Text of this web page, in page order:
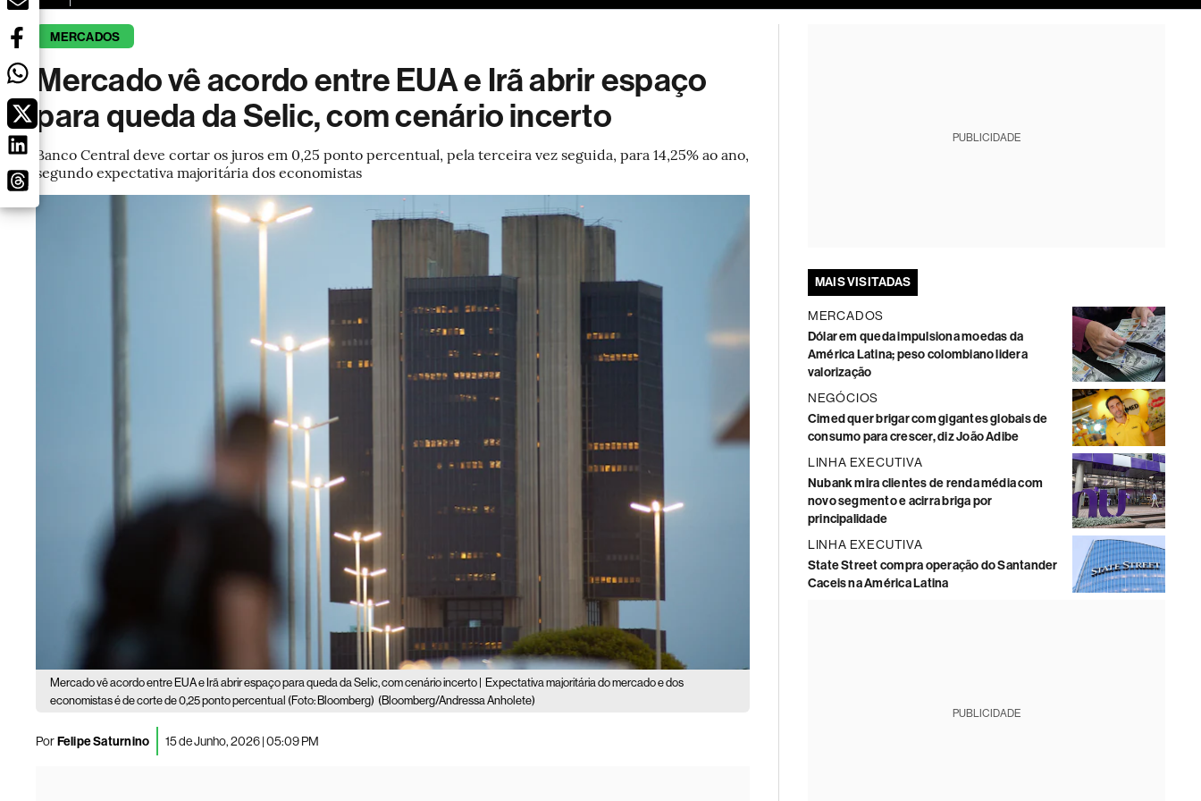
MERCADOS
Mercado vê acordo entre EUA e Irã abrir espaço
para queda da Selic, com cenário incerto
Banco Central deve cortar os juros em 0,25 ponto percentual, pela terceira vez seguida, para 14,25% ao ano,
segundo expectativa majoritária dos economistas
Mercado vê acordo entre EUA e Irã abrir espaço para queda da Selic, com cenário incerto |
Expectativa majoritária do mercado e dos
economistas é de corte de 0,25 ponto percentual (Foto: Bloomberg) (Bloomberg/Andressa Anholete)
PorFelipe Saturnino 15 de Junho, 2026 | 05:09 PM
PUBLICIDADE
MAIS VISITADAS
MERCADOS
Dólar em queda impulsiona moedas da
América Latina; peso colombiano lidera
valorização
NEGÓCIOS
Cimed quer brigar com gigantes globais de
consumo para crescer, diz João Adibe
LINHA EXECUTIVA
Nubank mira clientes de renda média com
novo segmento e acirra briga por
principalidade
LINHA EXECUTIVA
State Street compra operação do Santander
Caceis na América Latina
PUBLICIDADE